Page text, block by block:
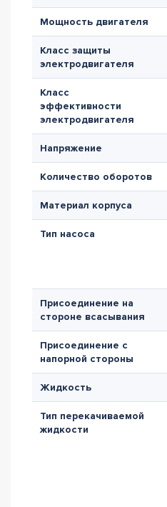
Мощность двигателя
Класс защиты
электродвигателя
Класс
эффективности
электродвигателя
Напряжение
Количество оборотов
Материал корпуса
Тип насоса
Присоединение на
стороне всасывания
Присоединение с
напорной стороны
Жидкость
Тип перекачиваемой
жидкости